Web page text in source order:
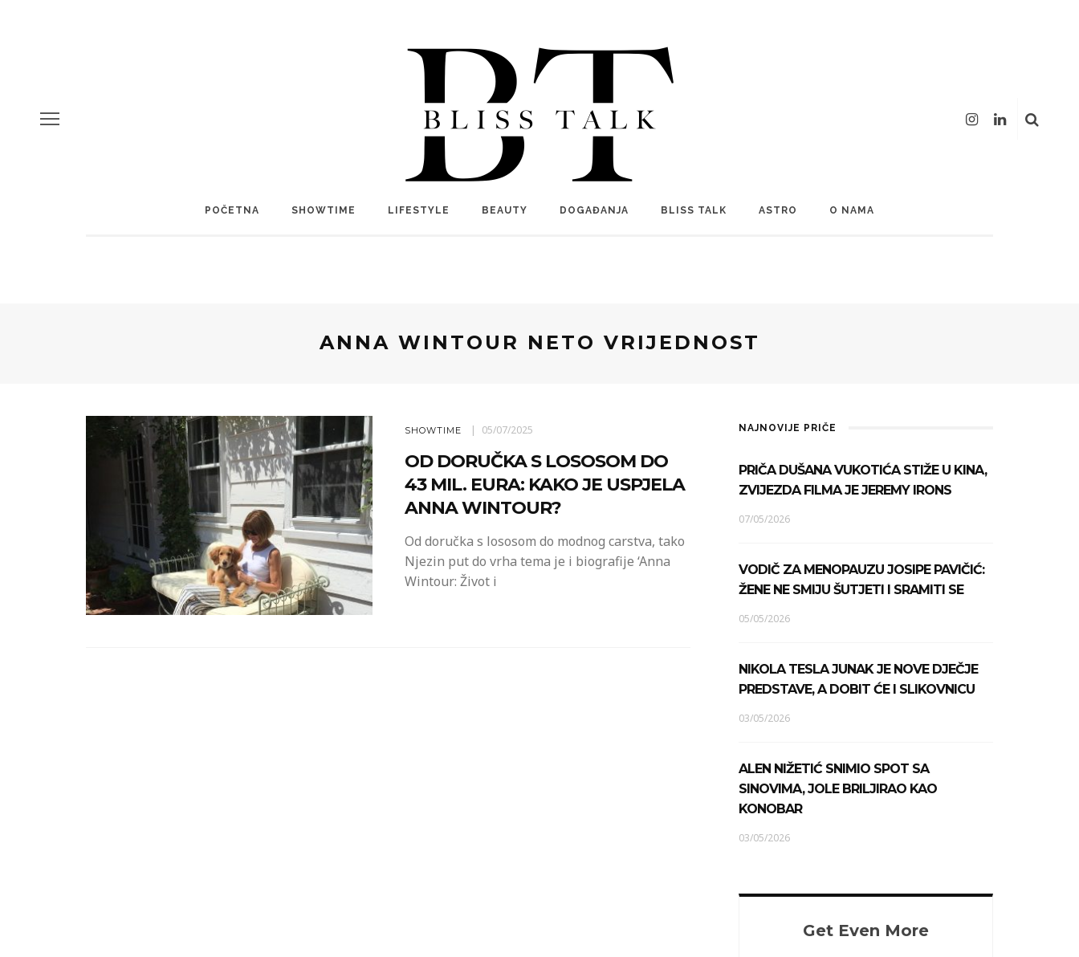
POČETNA SHOWTIME LIFESTYLE BEAUTY DOGAĐANJA BLISS TALK ASTRO O NAMA
ANNA WINTOUR NETO VRIJEDNOST
SHOWTIME 05/07/2025
OD DORUČKA S LOSOSOM DO
43 MIL. EURA: KAKO JE USPJELA
ANNA WINTOUR?
Od doručka s lososom do modnog carstva, tako
Njezin put do vrha tema je i biografije ‘Anna
Wintour: Život i
NAJNOVIJE PRIČE
PRIČA DUŠANA VUKOTIĆA STIŽE U KINA,
ZVIJEZDA FILMA JE JEREMY IRONS
07/05/2026
VODIČ ZA MENOPAUZU JOSIPE PAVIČIĆ:
ŽENE NE SMIJU ŠUTJETI I SRAMITI SE
05/05/2026
NIKOLA TESLA JUNAK JE NOVE DJEČJE
PREDSTAVE, A DOBIT ĆE I SLIKOVNICU
03/05/2026
ALEN NIŽETIĆ SNIMIO SPOT SA
SINOVIMA, JOLE BRILJIRAO KAO
KONOBAR
03/05/2026
Get Even More